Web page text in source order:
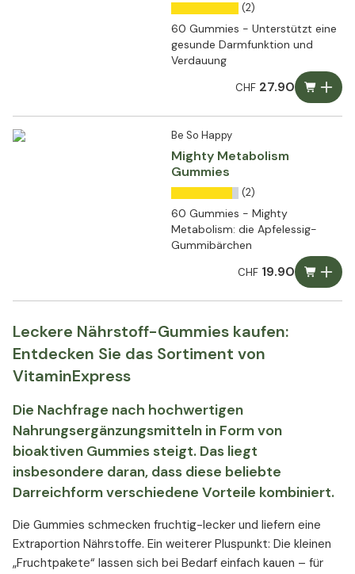
(2)
60 Gummies - Unterstützt eine
gesunde Darmfunktion und
Verdauung
CHF27.90
Be So Happy
Mighty Metabolism
Gummies
(2)
60 Gummies - Mighty
Metabolism: die Apfelessig-
Gummibärchen
CHF19.90
Leckere Nährstoff-Gummies kaufen:
Entdecken Sie das Sortiment von
VitaminExpress
Die Nachfrage nach hochwertigen
Nahrungsergänzungsmitteln in Form von
bioaktiven Gummies steigt. Das liegt
insbesondere daran, dass diese beliebte
Darreichform verschiedene Vorteile kombiniert.
Die Gummies schmecken fruchtig-lecker und liefern eine
Extraportion Nährstoffe. Ein weiterer Pluspunkt: Die kleinen
„Fruchtpakete“ lassen sich bei Bedarf einfach kauen – für